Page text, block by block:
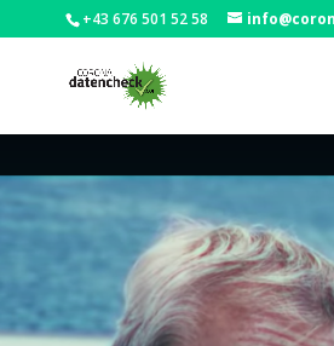
+43 676 501 52 58